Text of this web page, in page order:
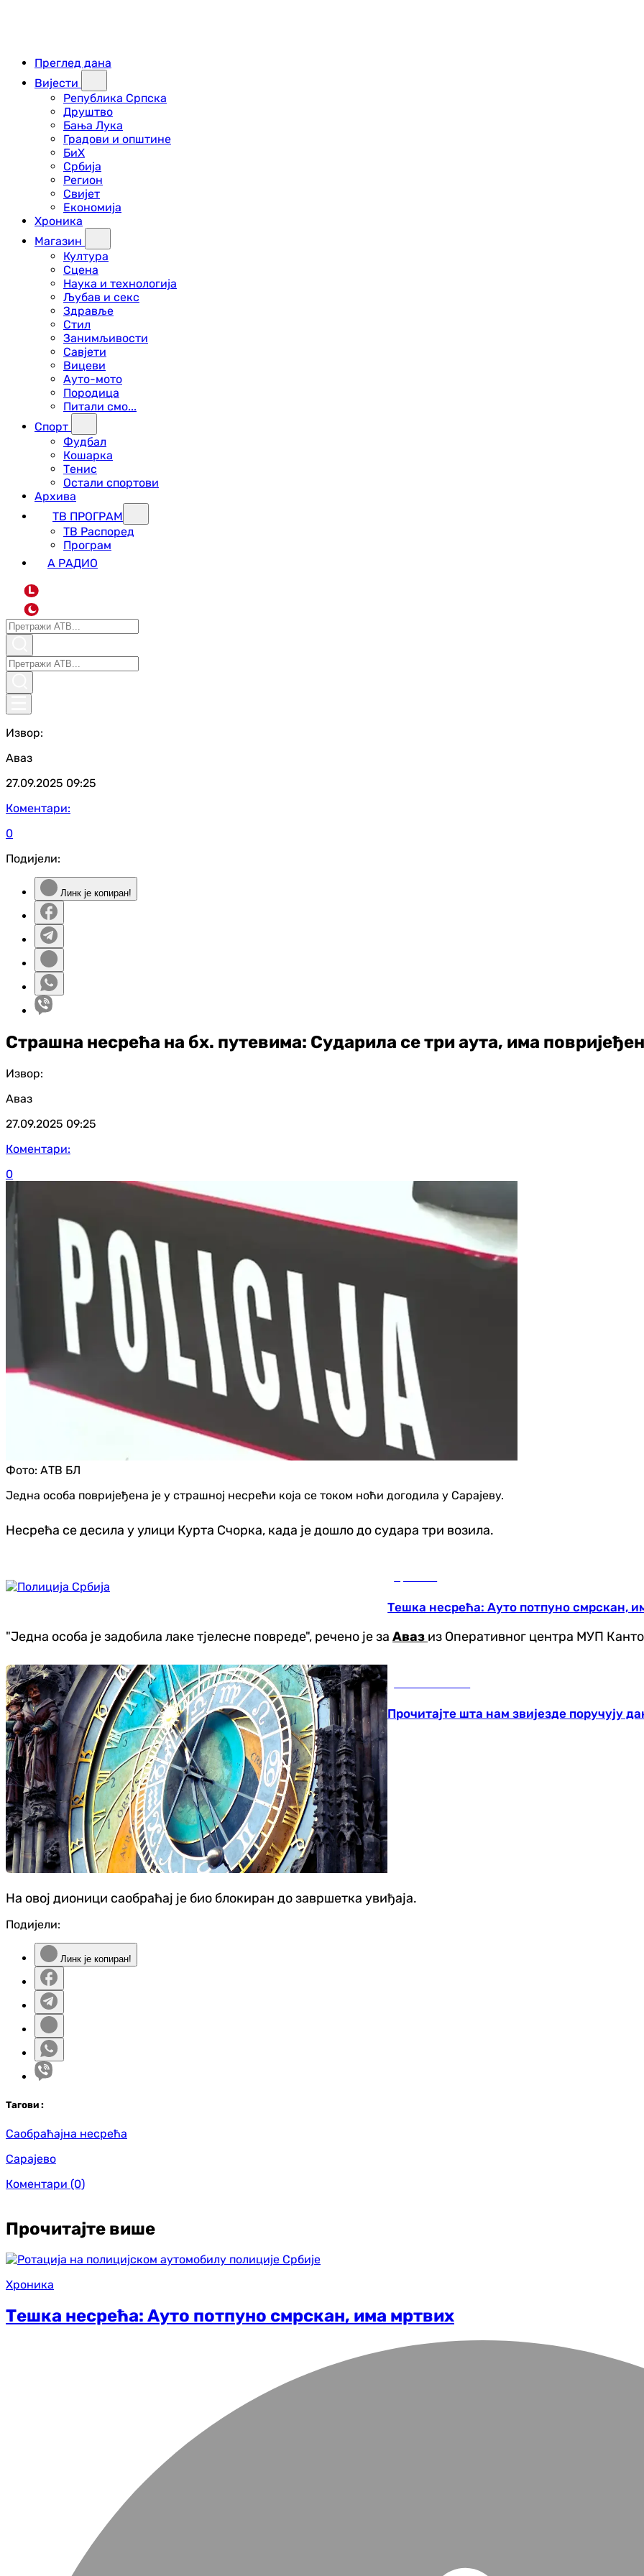
Преглед дана
Вијести
Република Српска
Друштво
Бања Лука
Градови и општине
БиХ
Србија
Регион
Свијет
Економија
Хроника
Магазин
Култура
Сцена
Наука и технологија
Љубав и секс
Здравље
Стил
Занимљивости
Савјети
Вицеви
Ауто-мото
Породица
Питали смо...
Спорт
Фудбал
Кошарка
Тенис
Остали спортови
Архива
ТВ ПРОГРАМ
ТВ Распоред
Програм
А РАДИО
L
Извор:
Аваз
27.09.2025 09:25
Коментари:
0
Подијели:
Линк је копиран!
Страшна несрећа на бх. путевима: Сударила се три аута, има
Извор:
Аваз
27.09.2025 09:25
Коментари:
0
Фото: АТВ БЛ
Једна особа повријеђена је у страшној несрећи која се током ноћи догодила у Сарајеву.
Несрећа се десила у улици Курта Счорка, када је дошло до судара три возила.
Тешка несрећа: Ауто потпуно смрскан,
"Једна особа је задобила лаке тјелесне повреде", речено је за Аваз из Оперативног центра МУП
Прочитајте шта нам звијезде поручују
На овој дионици саобраћај је био блокиран до завршетка увиђаја.
Подијели:
Линк је копиран!
Тагови :
Саобраћајна несрећа
Сарајево
Коментари (0)
Прочитајте више
Хроника
Тешка несрећа: Ауто потпуно смрскан, има мртвих